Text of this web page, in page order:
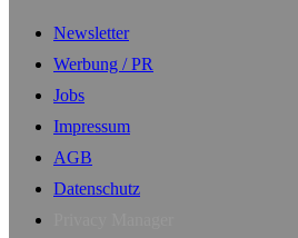
Newsletter
Werbung / PR
Jobs
Impressum
AGB
Datenschutz